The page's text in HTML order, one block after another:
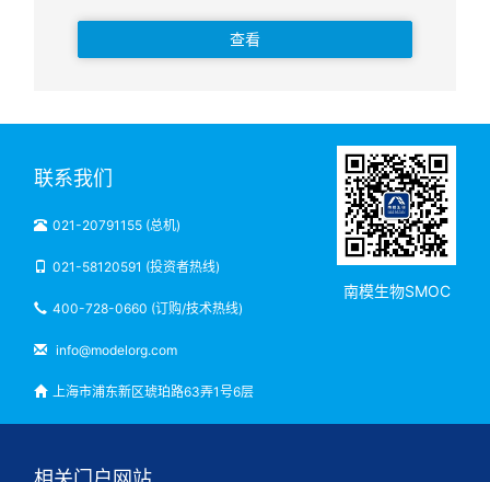
查看
联系我们
021-20791155 (总机)
021-58120591 (投资者热线)
400-728-0660 (订购/技术热线)
info@modelorg.com
上海市浦东新区琥珀路63弄1号6层
南模生物SMOC